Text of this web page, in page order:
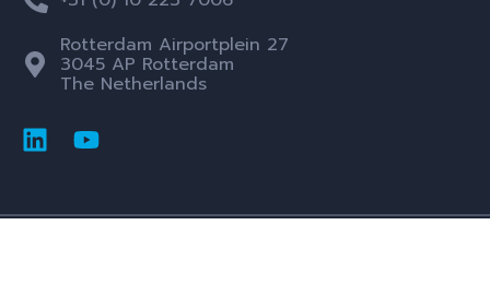
Rotterdam Airportplein 27
3045 AP Rotterdam
The Netherlands